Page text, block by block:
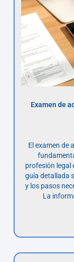
Examen de
El examen de
profesión legal
guía detallada
y los pasos
La